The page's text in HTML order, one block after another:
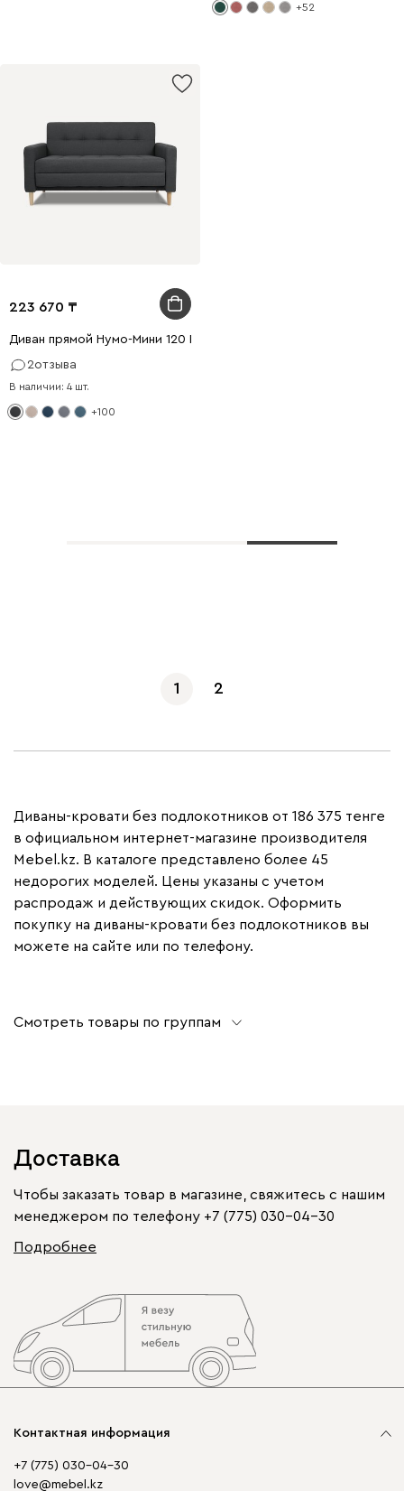
+52
223 670
Диван прямой Нумо-Мини 120 Рогожка Графитовый
2отзыва
В наличии: 4 шт.
+100
1 2
Диваны-кровати без подлокотников от 186 375 тенге
в официальном интернет-магазине производителя
Mebel.kz. В каталоге представлено более 45
недорогих моделей. Цены указаны с учетом
распродаж и действующих скидок. Оформить
покупку на диваны-кровати без подлокотников вы
можете на сайте или по телефону.
Смотреть товары по группам
Доставка
Чтобы заказать товар в магазине, свяжитесь с нашим
менеджером по телефону +7 (775) 030-04-30
Подробнее
Контактная информация
+7 (775) 030-04-30
love@mebel.kz